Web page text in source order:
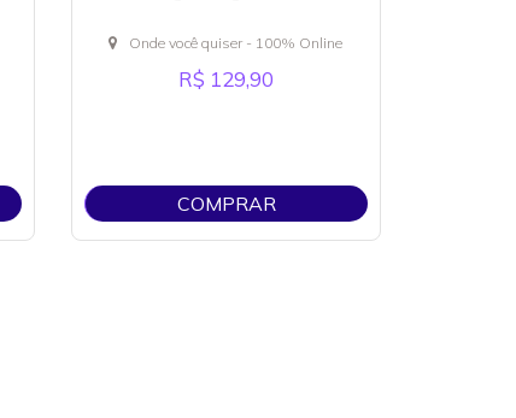
Onde você quiser - 100% Online
R$ 129,90
COMPRAR